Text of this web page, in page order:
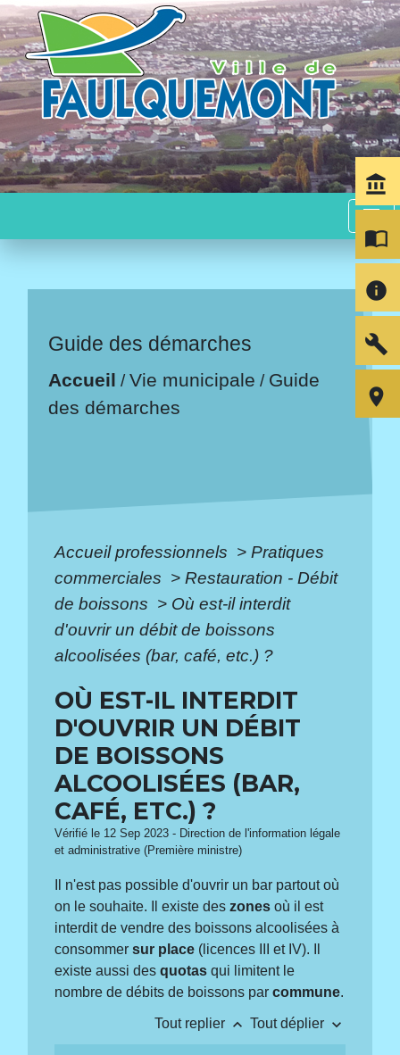
menu
Guide des démarches
Accueil /Vie municipale / Guide
des démarches
Accueil professionnels > Pratiques
commerciales > Restauration - Débit
de boissons > Où est-il interdit
d'ouvrir un débit de boissons
alcoolisées (bar, café, etc.) ?
OÙ EST-IL INTERDIT
D'OUVRIR UN DÉBIT
DE BOISSONS
ALCOOLISÉES (BAR,
CAFÉ, ETC.) ?
Vérifié le 12 Sep 2023 - Direction de l'information légale
et administrative (Première ministre)
Il n'est pas possible d'ouvrir un bar partout où
on le souhaite. Il existe deszones où il est
interdit de vendre des boissons alcoolisées à
consommersur place (licences III et IV). Il
existe aussi desquotas qui limitent le
nombre de débits de boissons parcommune.
Tout replier keyboard_arrow_up Tout déplier keyboard_arrow_down
account_balance
import_contacts
info
build
room